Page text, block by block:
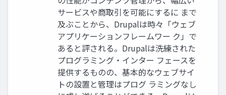
サービスや商取引を可能にするに まで
及ぶことから、Drupalは時々「ウェブ
アプリケーションフレームワー ク」で
あると評される。Drupalは洗練された
プログラミング・インター フェースを
提供するものの、基本的なウェブサイ
トの設置と管理はプログ ラミングなし